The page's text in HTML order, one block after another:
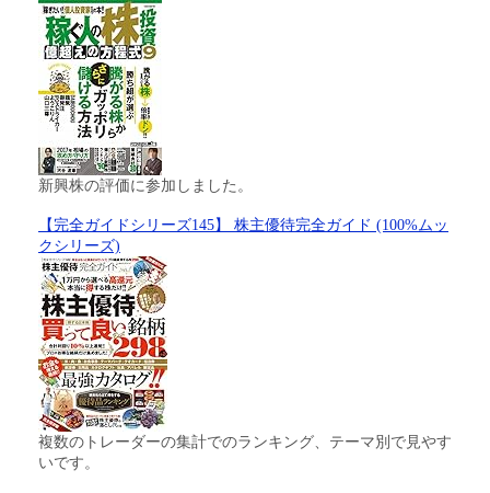
新興株の評価に参加しました。
【完全ガイドシリーズ145】 株主優待完全ガイド (100%ムッ
クシリーズ)
複数のトレーダーの集計でのランキング、テーマ別で見やす
いです。